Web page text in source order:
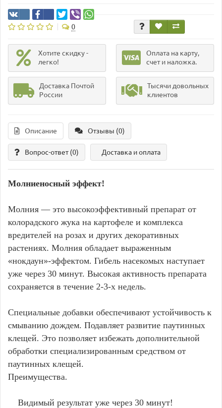
0
Хотите скидку -
легко!
Оплата на карту,
счет и наложка.
Доставка Почтой
России
Тысячи довольных
клиентов
Описание Отзывы (0)
Вопрос-ответ(0) Доставка и оплата
Молниеносный эффект!
Молния — это высокоэффективный препарат от
колорадского жука на картофеле и комплекса
вредителей на розах и других декоративных
растениях. Молния обладает выраженным
«нокдаун»-эффектом. Гибель насекомых наступает
уже через 30 минут. Высокая активность препарата
сохраняется в течение 2-3-х недель.
Специальные добавки обеспечивают устойчивость к
смыванию дождем. Подавляет развитие паутинных
клещей. Это позволяет избежать дополнительной
обработки специализированным средством от
паутинных клещей.
Преимущества.
Видимый результат уже через 30 минут!